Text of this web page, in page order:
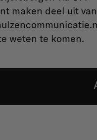
maken deel uit
weten te komen.